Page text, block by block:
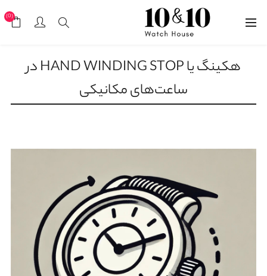
(0)
هکینگ یا HAND WINDING STOP در
ساعت‌های مکانیکی